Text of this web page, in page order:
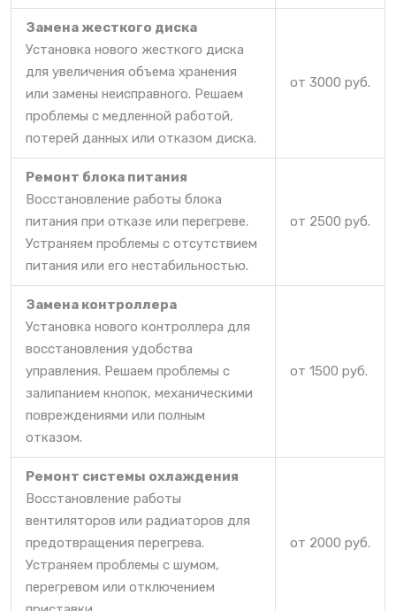
Замена жесткого диска
Установка нового жесткого диска
для увеличения объема хранения
или замены неисправного. Решаем
проблемы с медленной работой,
потерей данных или отказом диска.
от 3000 руб.
Ремонт блока питания
Восстановление работы блока
питания при отказе или перегреве.
Устраняем проблемы с отсутствием
питания или его нестабильностью.
от 2500 руб.
Замена контроллера
Установка нового контроллера для
восстановления удобства
управления. Решаем проблемы с
залипанием кнопок, механическими
повреждениями или полным
отказом.
от 1500 руб.
Ремонт системы охлаждения
Восстановление работы
вентиляторов или радиаторов для
предотвращения перегрева.
Устраняем проблемы с шумом,
перегревом или отключением
от 2000 руб.